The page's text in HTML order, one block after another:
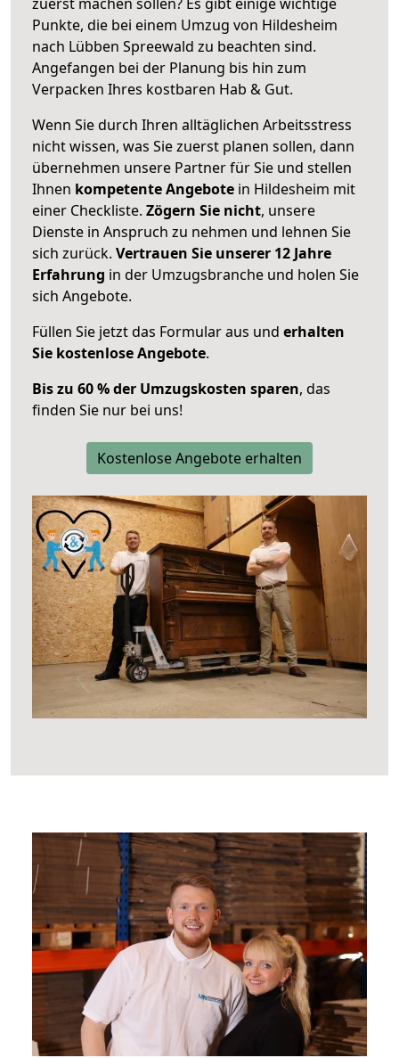
Punkte, die bei einem Umzug von Hildesheim
nach Lübben Spreewald zu beachten sind.
Angefangen bei der Planung bis hin zum
Verpacken Ihres kostbaren Hab & Gut.
Wenn Sie durch Ihren alltäglichen Arbeitsstress
nicht wissen, was Sie zuerst planen sollen, dann
übernehmen unsere Partner für Sie und stellen
Ihnen kompetente Angebote in Hildesheim mit
einer Checkliste. Zögern Sie nicht, unsere
Dienste in Anspruch zu nehmen und lehnen Sie
sich zurück. Vertrauen Sie unserer 12 Jahre
Erfahrung in der Umzugsbranche und holen Sie
sich Angebote.
Füllen Sie jetzt das Formular aus und erhalten
Sie kostenlose Angebote.
Bis zu 60 % der Umzugskosten sparen, das
finden Sie nur bei uns!
Kostenlose Angebote erhalten